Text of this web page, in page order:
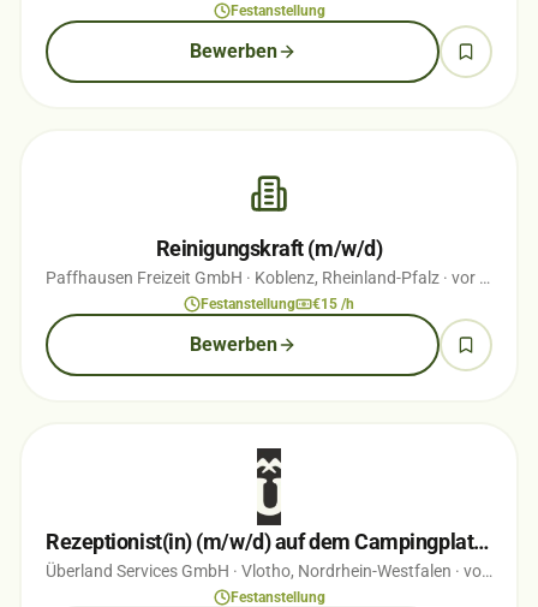
Festanstellung
Bewerben
Reinigungskraft (m/w/d)
Paffhausen Freizeit GmbH · Koblenz, Rheinland-Pfalz · vor 2 Monaten
Festanstellung €15 /h
Bewerben
Rezeptionist(in) (m/w/d) auf dem Campingplatz Vlotho
Überland Services GmbH · Vlotho, Nordrhein-Westfalen · vor 4 Wochen
Festanstellung